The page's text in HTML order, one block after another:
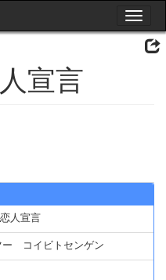
Toggle
宣言
人宣言
ー コイビトセンゲン